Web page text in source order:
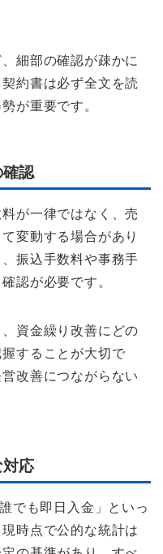
細部の確認が疎かに
約書は必ず全文を読
が重要です。
認
が一律ではなく、売
変動する場合があり
振込手数料や事務手
認が必要です。
資金繰り改善にどの
することが大切で
改善につながらない
応
でも即日入金」といっ
時点で公的な統計は